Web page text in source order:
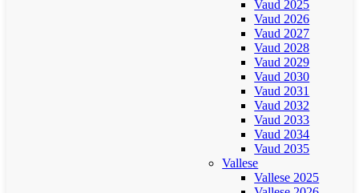
Vaud 2025
Vaud 2026
Vaud 2027
Vaud 2028
Vaud 2029
Vaud 2030
Vaud 2031
Vaud 2032
Vaud 2033
Vaud 2034
Vaud 2035
Vallese
Vallese 2025